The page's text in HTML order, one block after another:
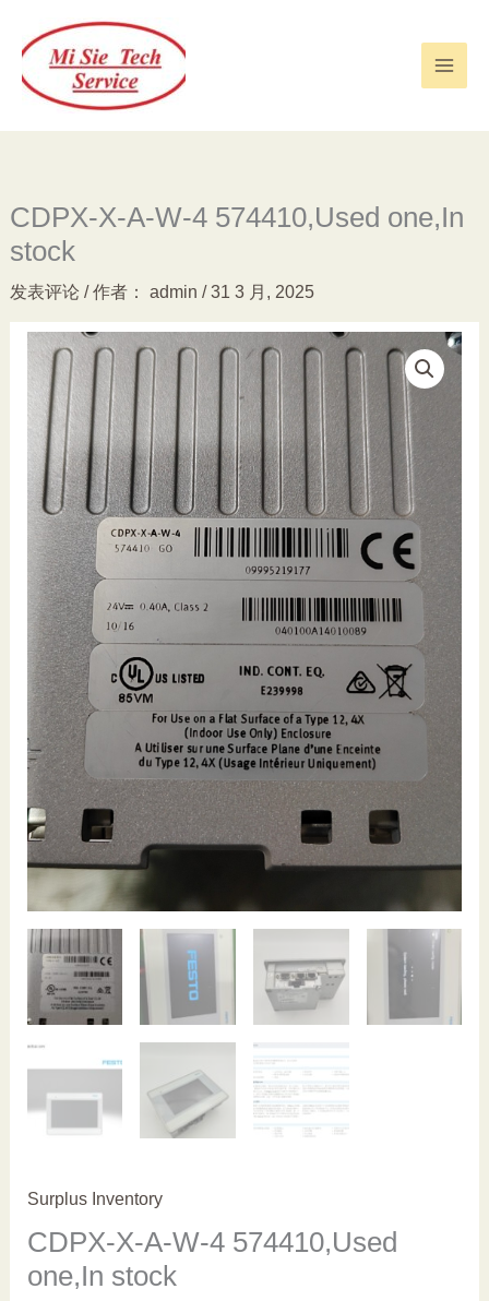
CDPX-X-A-W-4 574410,Used one,In
stock
发表评论 / 作者： admin /31 3 月, 2025
Surplus Inventory
CDPX-X-A-W-4 574410,Used
one,In stock